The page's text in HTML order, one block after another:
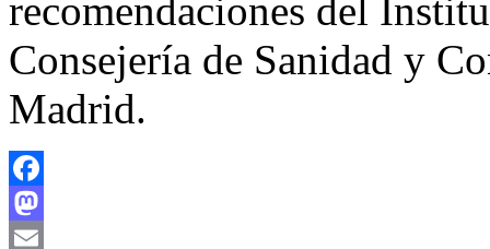
recomendaciones del
Consejería de Sanidad y
Madrid.
Facebook
Mastodon